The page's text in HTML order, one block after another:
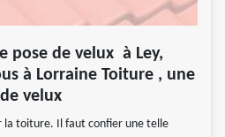
pose de velux à Ley,
à Lorraine Toiture , une
velux
la toiture. Il faut confier une telle